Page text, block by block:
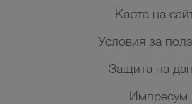
Карта на
Условия за
Защита на
Импресум